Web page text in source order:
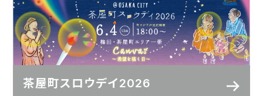
茶屋町スロウデイ2026